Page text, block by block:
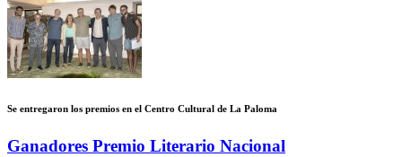
Se entregaron los premios en el Centro Cultural de La Paloma
Ganadores Premio Literario Nacional